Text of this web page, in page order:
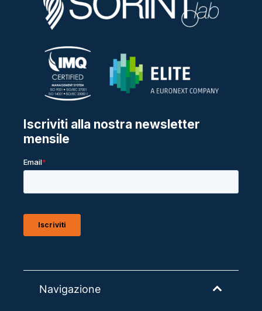
Navigazione